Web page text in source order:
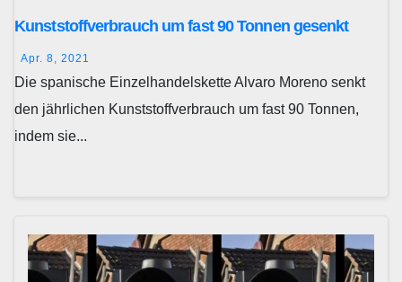
Kunststoffverbrauch um fast 90 Tonnen gesenkt
Apr. 8, 2021
Die spanische Einzelhandelskette Alvaro Moreno senkt
den jährlichen Kunststoffverbrauch um fast 90 Tonnen,
indem sie...